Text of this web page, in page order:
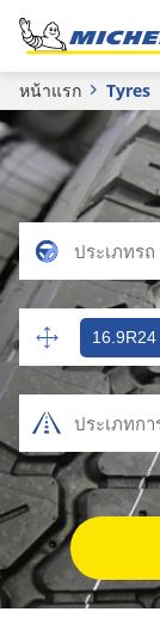
หน้าแรก Tyres
16.9R24